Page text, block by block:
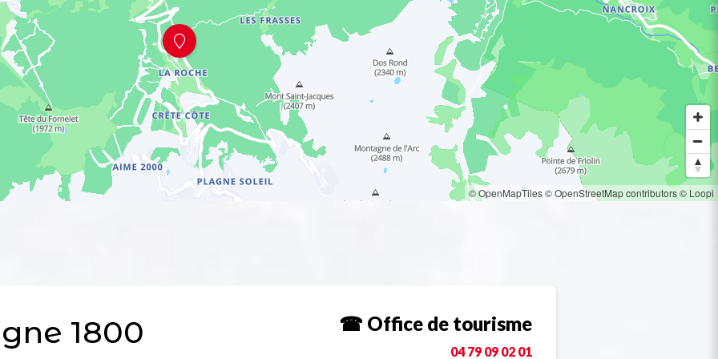
© OpenMapTiles© OpenStreetMap contributors© Loopi
1800 ☎ Office de tourisme
04 79 09 02 01